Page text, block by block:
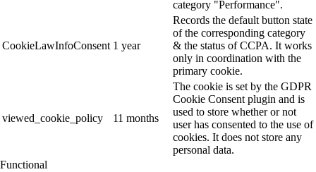
category "Performance".
CookieLawInfoConsent 1 year
Records the default button state
of the corresponding category
& the status of CCPA. It works
only in coordination with the
primary cookie.
viewed_cookie_policy 11 months
The cookie is set by the GDPR
Cookie Consent plugin and is
used to store whether or not
user has consented to the use of
cookies. It does not store any
personal data.
Functional